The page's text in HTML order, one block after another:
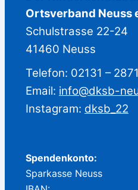
Ortsverband Neuss
Schulstrasse 22-24
41460 Neuss
Telefon: 02131 –
Email: info@dksb-
Instagram: dksb_22
Spendenkonto:
Sparkasse Neuss